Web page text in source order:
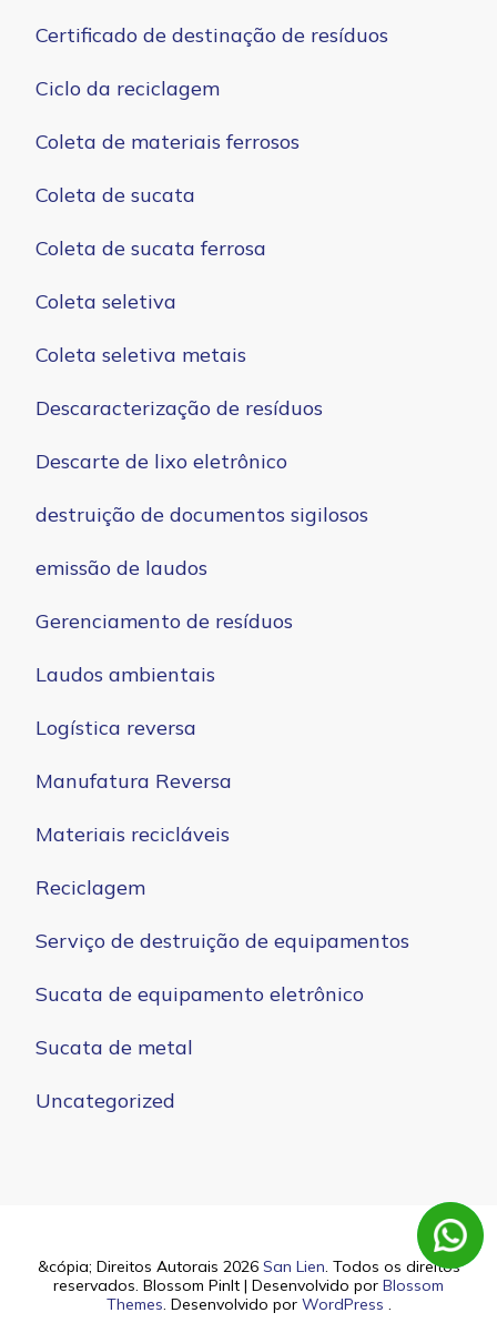
Certificado de destinação de resíduos
Ciclo da reciclagem
Coleta de materiais ferrosos
Coleta de sucata
Coleta de sucata ferrosa
Coleta seletiva
Coleta seletiva metais
Descaracterização de resíduos
Descarte de lixo eletrônico
destruição de documentos sigilosos
emissão de laudos
Gerenciamento de resíduos
Laudos ambientais
Logística reversa
Manufatura Reversa
Materiais recicláveis
Reciclagem
Serviço de destruição de equipamentos
Sucata de equipamento eletrônico
Sucata de metal
Uncategorized
&cópia; Direitos Autorais 2026 San Lien. Todos os direitos
reservados. Blossom PinIt | Desenvolvido por Blossom
Themes. Desenvolvido por WordPress .